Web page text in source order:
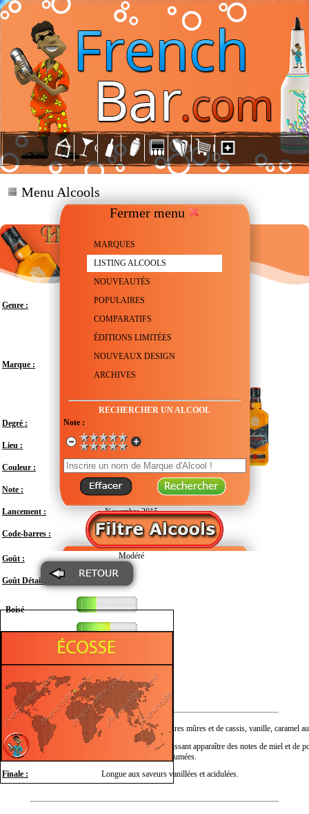
Fermer menu
MARQUES
LISTING ALCOOLS
NOUVEAUTÉS
POPULAIRES
COMPARATIFS
ÉDITIONS LIMITÉES
NOUVEAUX DESIGN
ARCHIVES
RECHERCHER UN ALCOOL
Note :
Menu Alcools
Genre : Scotch Whisky
Marque :
Degré :
Lieu : Royaume-Uni - Écosse
Couleur :
Note : En attente de test
Lancement : Novembre 2015
Code-barres : 5000299604717
Goût : Modéré
Goût Détail :
Boisé
Fruité
Mielleux
Nez : Douceur fruitée de poires mûres et de cassis, vanille, caramel
Bouche :
Complexe équilibre laissant apparaître des notes de miel et de
des notes légèrement fumées.
Finale :
Longue aux saveurs vanillées et acidulées.